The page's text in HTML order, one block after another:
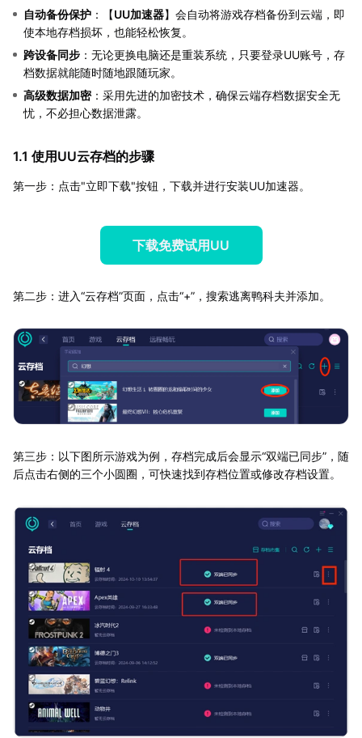
自动备份保护 ：【UU加速器】会自动将游戏存档备份到云端，即
使本地存档损坏，也能轻松恢复。
跨设备同步 ：无论更换电脑还是重装系统，只要登录UU账号，存
档数据就能随时随地跟随玩家。
高级数据加密：采用先进的加密技术，确保云端存档数据安全无
忧，不必担心数据泄露。
1.1 使用UU云存档的步骤
第一步：点击"立即下载"按钮，下载并进行安装UU加速器。
下载免费试用UU
第二步：进入“云存档”页面，点击“+”，搜索逃离鸭科夫并添加。
第三步：以下图所示游戏为例，存档完成后会显示“双端已同步”，随
后点击右侧的三个小圆圈，可快速找到存档位置或修改存档设置。